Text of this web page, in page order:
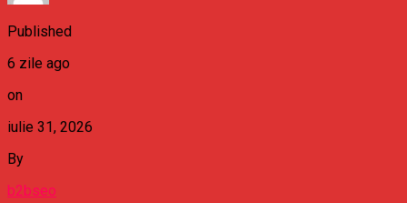
Published
6 zile ago
on
iulie 31, 2026
By
b2bseo